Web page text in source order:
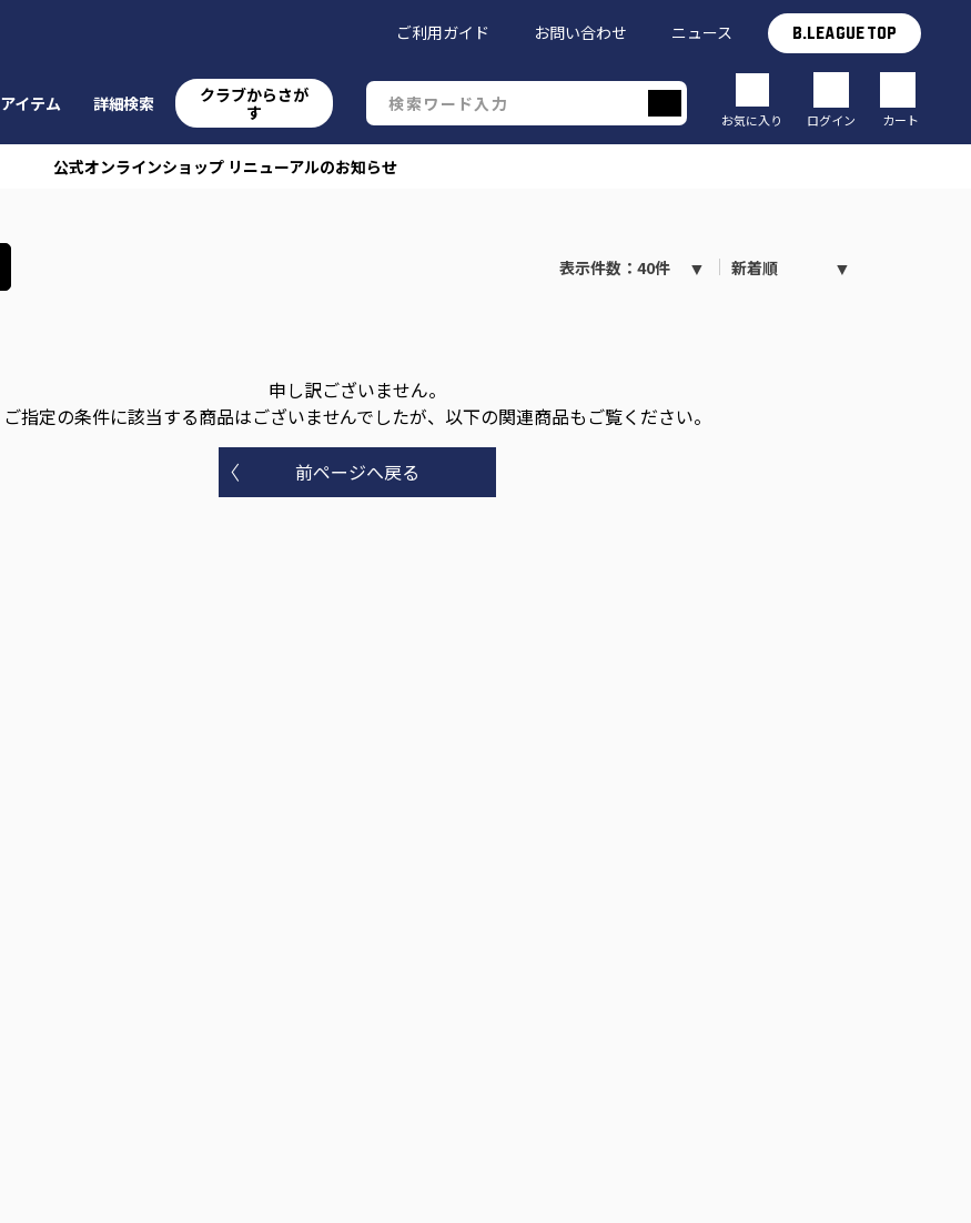
アイテム 詳細検索
クラブからさが
す
ご利用ガイド お問い合わせ ニュース B.LEAGUE TOP
お気に入り ログイン カート
公式オンラインショップ リニューアルのお知らせ
表示件数：40件 新着順
申し訳ございません。
ご指定の条件に該当する商品はございませんでしたが、以下の関連商品もご覧ください。
前ページへ戻る